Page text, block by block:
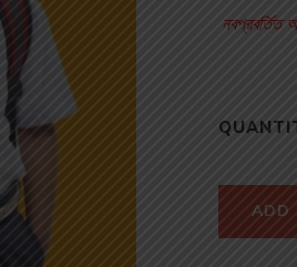
নবপ্রবর্তিত
ADD